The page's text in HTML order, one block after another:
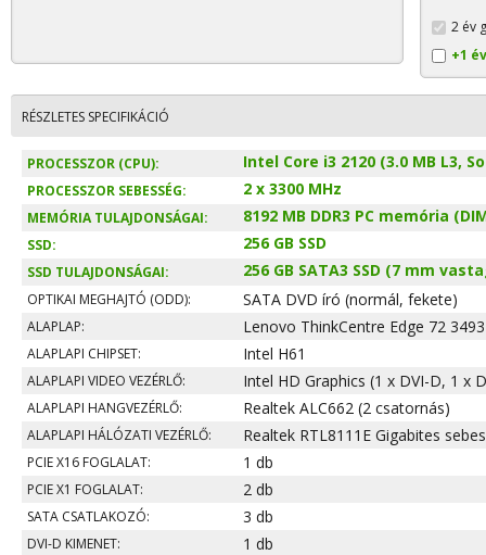
2 év
+1
RÉSZLETES SPECIFIKÁCIÓ
PROCESSZOR (CPU): Intel Core i3 2120 (3.0 MB L3,
PROCESSZOR SEBESSÉG: 2 x 3300 MHz
MEMÓRIA TULAJDONSÁGAI: 8192 MB DDR3 PC memória
SSD: 256 GB SSD
SSD TULAJDONSÁGAI: 256 GB SATA3 SSD (7 mm
OPTIKAI MEGHAJTÓ (ODD): SATA DVD író (normál, fekete)
ALAPLAP: Lenovo ThinkCentre Edge 72 3493
ALAPLAPI CHIPSET: Intel H61
ALAPLAPI VIDEO VEZÉRLŐ: Intel HD Graphics (1 x DVI-D, 1 x
ALAPLAPI HANGVEZÉRLŐ: Realtek ALC662 (2 csatornás)
ALAPLAPI HÁLÓZATI VEZÉRLŐ: Realtek RTL8111E Gigabites
PCIE X16 FOGLALAT: 1 db
PCIE X1 FOGLALAT: 2 db
SATA CSATLAKOZÓ: 3 db
DVI-D KIMENET: 1 db